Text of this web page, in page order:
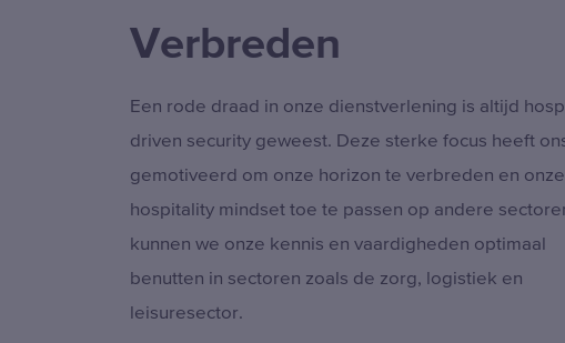
Verbreden
Een rode draad in onze dienstverlening is altijd
driven security geweest. Deze sterke focus heeft
gemotiveerd om onze horizon te verbreden en onze
hospitality mindset toe te passen op andere
kunnen we onze kennis en vaardigheden optimaal
benutten in sectoren zoals de zorg, logistiek en
leisuresector.